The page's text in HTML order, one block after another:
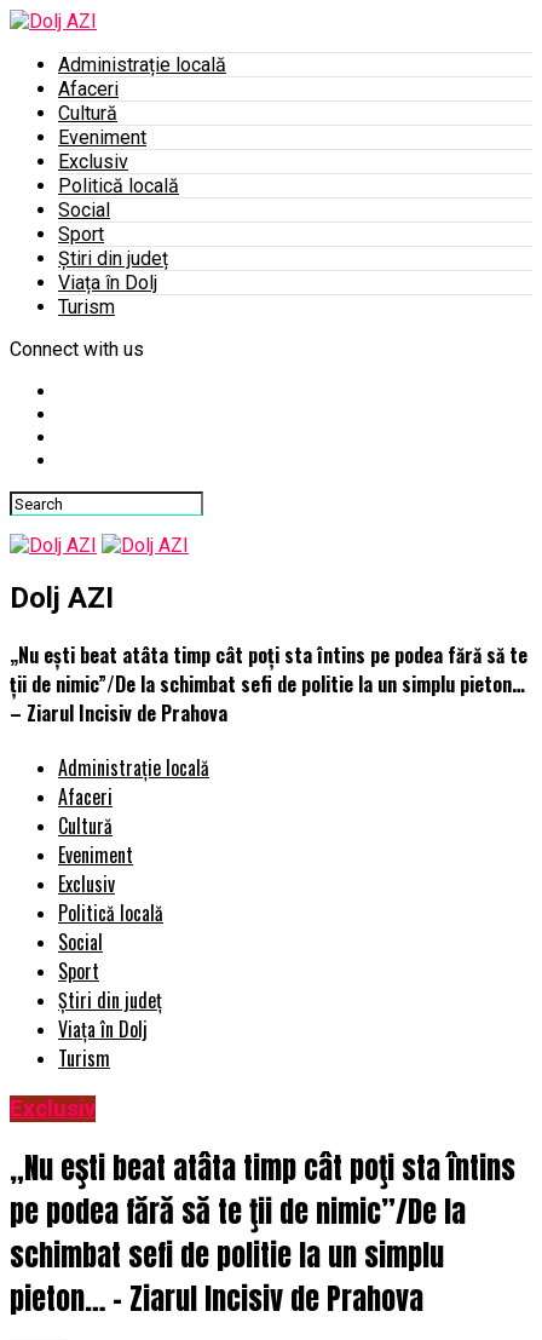
Administrație locală
Afaceri
Cultură
Eveniment
Exclusiv
Politică locală
Social
Sport
Știri din județ
Viața în Dolj
Turism
Connect with us
Dolj AZI
„Nu eşti beat atâta timp cât poţi sta întins pe podea fără să te
ţii de nimic”/De la schimbat sefi de politie la un simplu pieton…
– Ziarul Incisiv de Prahova
Administrație locală
Afaceri
Cultură
Eveniment
Exclusiv
Politică locală
Social
Sport
Știri din județ
Viața în Dolj
Turism
Exclusiv
„Nu eşti beat atâta timp cât poţi sta întins
pe podea fără să te ţii de nimic”/De la
schimbat sefi de politie la un simplu
pieton… – Ziarul Incisiv de Prahova